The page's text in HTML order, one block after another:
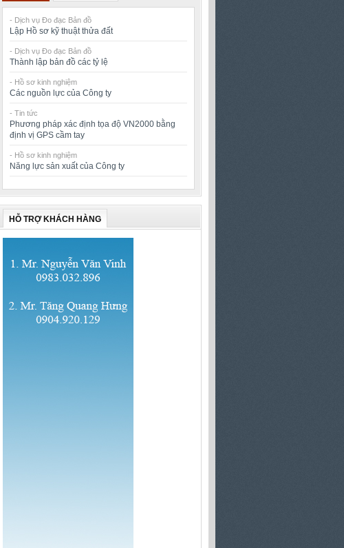
- Dịch vụ Đo đạc Bản đồ
Lập Hồ sơ kỹ thuật thửa đất
- Dịch vụ Đo đạc Bản đồ
Thành lập bản đồ các tỷ lệ
- Hồ sơ kinh nghiệm
Các nguồn lực của Công ty
- Tin tức
Phương pháp xác định tọa độ VN2000 bằng
định vị GPS cầm tay
- Hồ sơ kinh nghiệm
Năng lực sản xuất của Công ty
HỖ TRỢ KHÁCH HÀNG